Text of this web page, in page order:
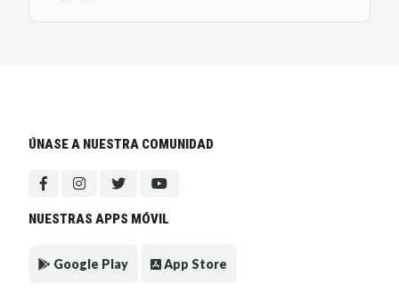
ÚNASE A NUESTRA COMUNIDAD
NUESTRAS APPS MÓVIL
Google Play App Store